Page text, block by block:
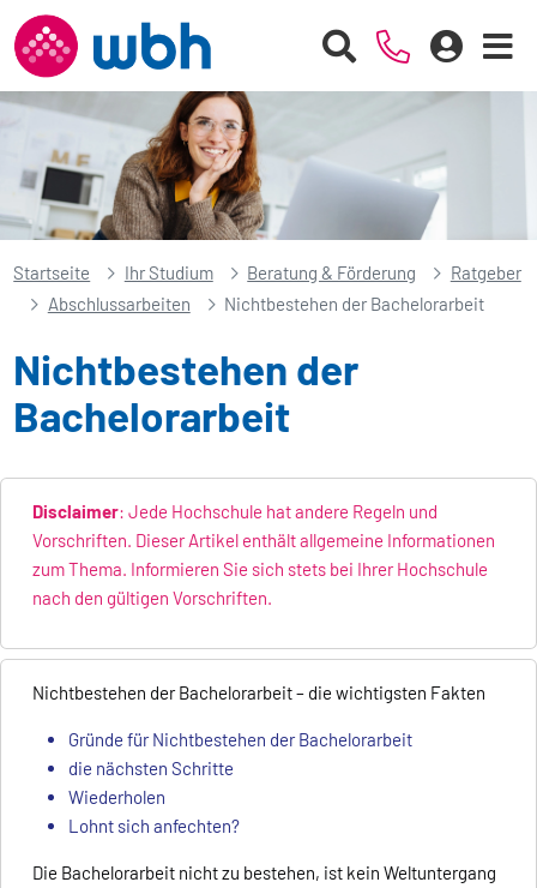
Startseite Ihr Studium Beratung & Förderung
Ratgeber
Abschlussarbeiten
Nichtbestehen der Bachelorarbeit
Nichtbestehen der
Bachelorarbeit
Disclaimer: Jede Hochschule hat andere Regeln und
Vorschriften. Dieser Artikel enthält allgemeine Informationen
zum Thema. Informieren Sie sich stets bei Ihrer Hochschule
nach den gültigen Vorschriften.
Nichtbestehen der Bachelorarbeit – die wichtigsten Fakten
Gründe für Nichtbestehen der Bachelorarbeit
die nächsten Schritte
Wiederholen
Lohnt sich anfechten?
Die Bachelorarbeit nicht zu bestehen, ist kein Weltuntergang